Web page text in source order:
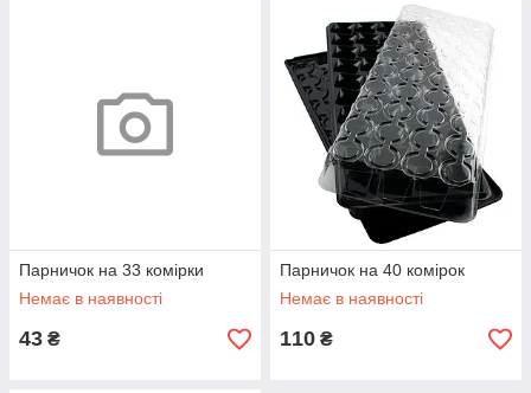
Парничок на 33 комірки
Немає в наявності
43 ₴
Парничок на 40 комірок
Немає в наявності
110 ₴